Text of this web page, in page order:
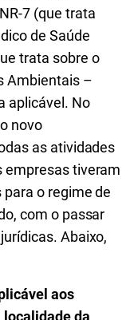
7 (que trata
de Saúde
trata sobre o
Ambientais –
aplicável. No
novo
as atividades
empresas tiveram
o regime de
com o passar
Abaixo,
aos
da